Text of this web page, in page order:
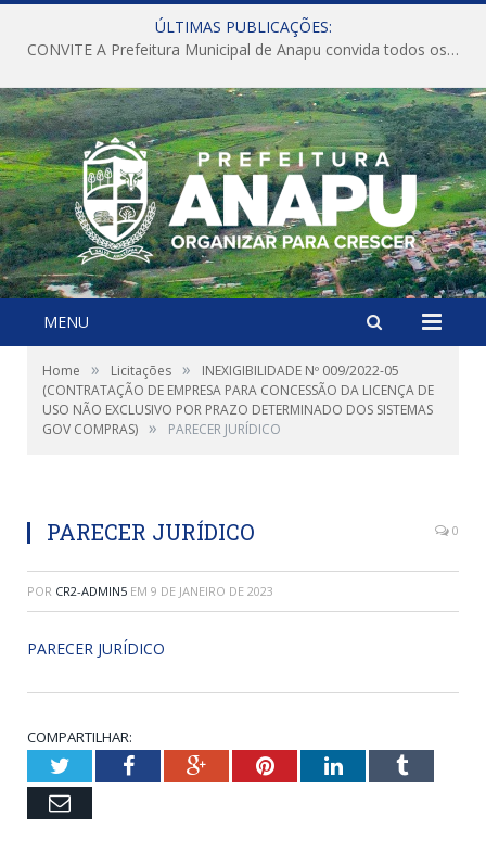
ÚLTIMAS PUBLICAÇÕES:
CONVITE A Prefeitura Municipal de Anapu convida todos os servidores públicos municipais para participarem da Audiência Pública de discussão da Lei de Diretrizes Orçamentárias (LDO), importante instrumento de planejamento das ações e investimentos da Administração Pública para o próximo exercício financeiro.
MENU
Home » Licitações »
INEXIGIBILIDADE Nº 009/2022-05
(CONTRATAÇÃO DE EMPRESA PARA CONCESSÃO DA LICENÇA DE
USO NÃO EXCLUSIVO POR PRAZO DETERMINADO DOS SISTEMAS
GOV COMPRAS) » PARECER JURÍDICO
PARECER JURÍDICO 0
POR CR2-ADMIN5 EM 9 DE JANEIRO DE 2023
PARECER JURÍDICO
COMPARTILHAR:
TwitterFacebookGoogle+PinterestLinkedInTumblr
Email